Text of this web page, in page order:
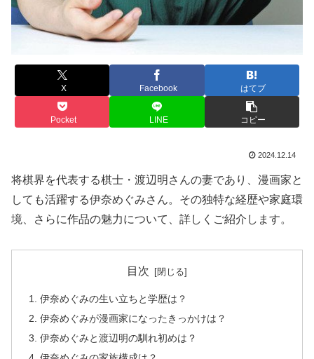
X Facebook はてブ
Pocket LINE コピー
2024.12.14
将棋界を代表する棋士・渡辺明さんの妻であり、漫画家と
しても活躍する伊奈めぐみさん。その独特な経歴や家庭環
境、さらに作品の魅力について、詳しくご紹介します。
目次
伊奈めぐみの生い立ちと学歴は？
伊奈めぐみが漫画家になったきっかけは？
伊奈めぐみと渡辺明の馴れ初めは？